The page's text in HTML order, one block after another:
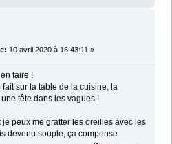
10 avril 2020 à 16:43:11 »
faire !
sur la table de la cuisine, la
tête dans les vagues !
peux me gratter les oreilles avec les
devenu souple, ça compense